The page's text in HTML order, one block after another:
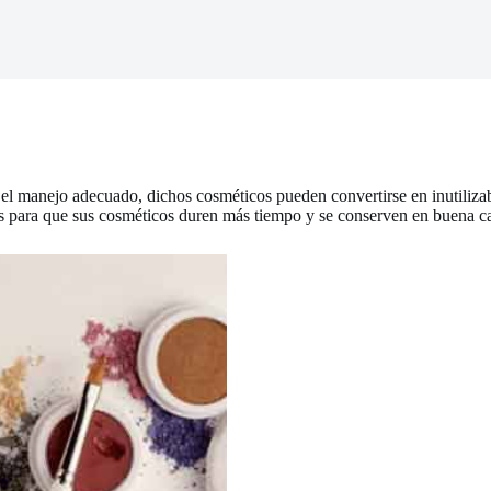
manejo adecuado, dichos cosméticos pueden convertirse en
que sus cosméticos duren más tiempo y se conserven en buena